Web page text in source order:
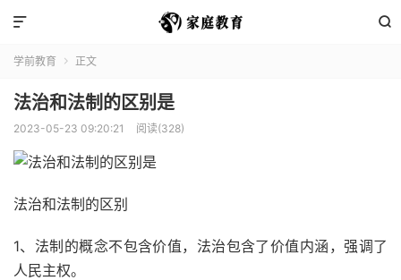


学前教育  正文
法治和法制的区别是
2023-05-23 09:20:21 阅读(328)
法治和法制的区别
1、法制的概念不包含价值，法治包含了价值内涵，强调了
人民主权。